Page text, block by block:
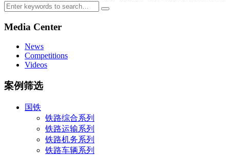
Media Center
News
Competitions
Videos
案例筛选
国铁
铁路综合系列
铁路运输系列
铁路机务系列
铁路车辆系列